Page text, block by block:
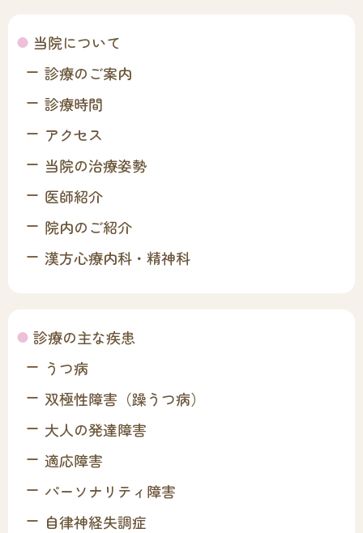
当院について
診療のご案内
診療時間
アクセス
当院の治療姿勢
医師紹介
院内のご紹介
漢方心療内科・精神科
診療の主な疾患
うつ病
双極性障害（躁うつ病）
大人の発達障害
適応障害
パーソナリティ障害
自律神経失調症